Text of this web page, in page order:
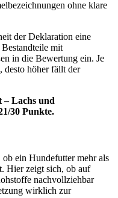
ohne klare
der Deklaration eine
mit
in die Bewertung ein. Je
desto höher fällt der
– Lachs und
30 Punkte.
ein Hundefutter mehr als
Hier zeigt sich, ob auf
nachvollziehbar
wirklich zur